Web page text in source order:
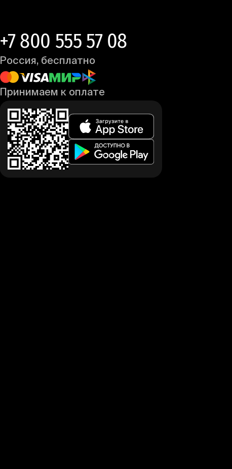
+7 800 555 57 08
Россия, бесплатно
Принимаем к оплате